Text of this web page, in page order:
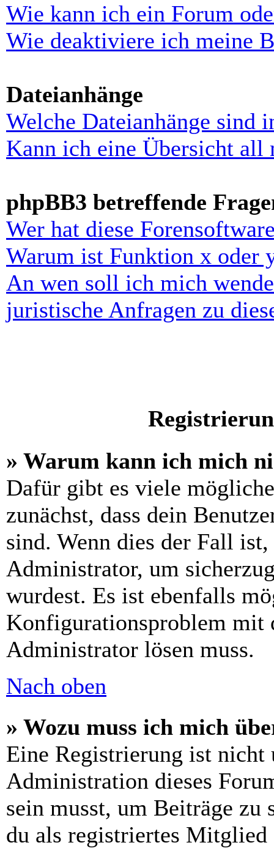
Wie kann ich ein Forum
Wie deaktiviere ich meine
Dateianhänge
Welche Dateianhänge sind
Kann ich eine Übersicht all
phpBB3 betreffende
Wer hat diese
Warum ist Funktion x oder
An wen soll ich mich
juristische Anfragen zu
» Warum kann ich mich
Dafür gibt es viele
zunächst, dass dein
sind. Wenn dies der Fall
Administrator, um
wurdest. Es ist ebenfalls
Konfigurationsproblem mit
Administrator lösen muss.
Nach oben
» Wozu muss ich mich
Eine Registrierung ist
Administration dieses
sein musst, um Beiträge
du als registriertes Mitglied